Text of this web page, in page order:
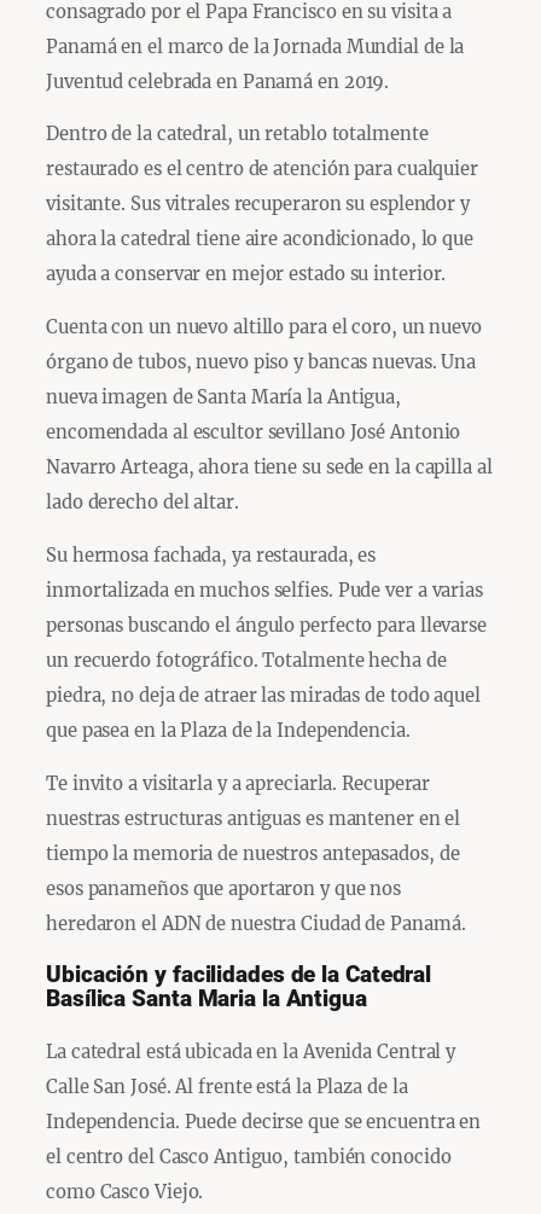
consagrado por el Papa Francisco en su visita a
Panamá en el marco de la Jornada Mundial de la
Juventud celebrada en Panamá en 2019.
Dentro de la catedral, un retablo totalmente
restaurado es el centro de atención para cualquier
visitante. Sus vitrales recuperaron su esplendor y
ahora la catedral tiene aire acondicionado, lo que
ayuda a conservar en mejor estado su interior.
Cuenta con un nuevo altillo para el coro, un nuevo
órgano de tubos, nuevo piso y bancas nuevas. Una
nueva imagen de Santa María la Antigua,
encomendada al escultor sevillano José Antonio
Navarro Arteaga, ahora tiene su sede en la capilla al
lado derecho del altar.
Su hermosa fachada, ya restaurada, es
inmortalizada en muchos selfies. Pude ver a varias
personas buscando el ángulo perfecto para llevarse
un recuerdo fotográfico. Totalmente hecha de
piedra, no deja de atraer las miradas de todo aquel
que pasea en la Plaza de la Independencia.
Te invito a visitarla y a apreciarla. Recuperar
nuestras estructuras antiguas es mantener en el
tiempo la memoria de nuestros antepasados, de
esos panameños que aportaron y que nos
heredaron el ADN de nuestra Ciudad de Panamá.
Ubicación y facilidades de la Catedral
Basílica Santa Maria la Antigua
La catedral está ubicada en la Avenida Central y
Calle San José. Al frente está la Plaza de la
Independencia. Puede decirse que se encuentra en
el centro del Casco Antiguo, también conocido
como Casco Viejo.